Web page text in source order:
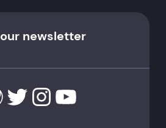
newsletter
TwitterInstagram
YouTube